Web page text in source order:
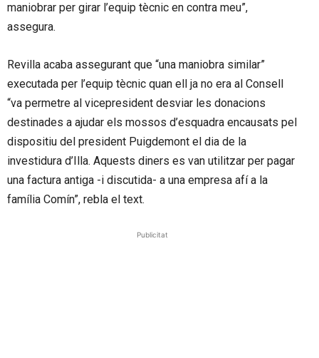
maniobrar per girar l’equip tècnic en contra meu”,
assegura.
Revilla acaba assegurant que “una maniobra similar”
executada per l’equip tècnic quan ell ja no era al Consell
“va permetre al vicepresident desviar les donacions
destinades a ajudar els mossos d’esquadra encausats pel
dispositiu del president Puigdemont el dia de la
investidura d’Illa. Aquests diners es van utilitzar per pagar
una factura antiga -i discutida- a una empresa afí a la
família Comín”, rebla el text.
Publicitat